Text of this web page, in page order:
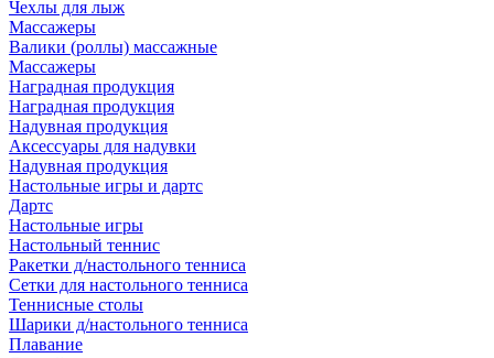
Чехлы для лыж
Массажеры
Валики (роллы) массажные
Массажеры
Наградная продукция
Наградная продукция
Надувная продукция
Аксессуары для надувки
Надувная продукция
Настольные игры и дартс
Дартс
Настольные игры
Настольный теннис
Ракетки д/настольного тенниса
Сетки для настольного тенниса
Теннисные столы
Шарики д/настольного тенниса
Плавание